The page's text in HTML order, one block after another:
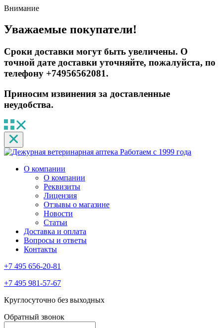
Внимание
Уважаемые покупатели!
Сроки доставки могут быть увеличены. О
точной дате доставки уточняйте, пожалуйста, по
телефону +74956562081.
Приносим извинения за доставленные
неудобства.
Работаем с 1999 года
О компании
О компании
Реквизиты
Лицензия
Отзывы о магазине
Новости
Статьи
Доставка и оплата
Вопросы и ответы
Контакты
+7 495 656-20-81
+7 495 981-57-67
Круглосуточно без выходных
Обратный звонок